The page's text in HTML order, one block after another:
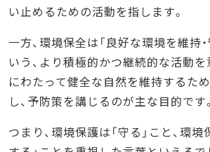
い止めるための活動を指します。
一方、環境保全は「良好な環境を維持
いう、より積極的かつ継続的な活動
にわたって健全な自然を維持するた
し、予防策を講じるのが主な目的です。
つまり、環境保護は「守る」こと、環境